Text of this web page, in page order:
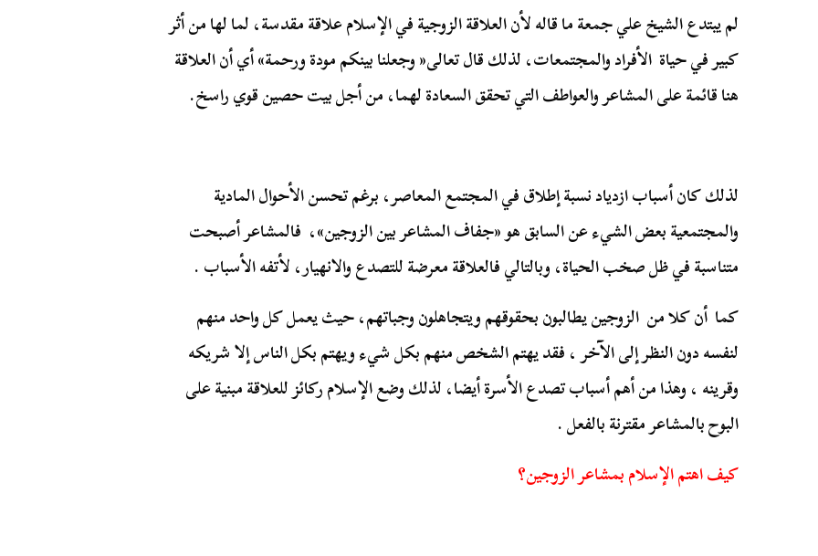
لم يبتدع الشيخ علي جمعة ما قاله لأن العلاقة الزوجية في الإسلام علاقة مقدسة، لما لها من أثر
كبير في حياة الأفراد والمجتمعات، لذلك قال تعالى« وجعلنا بينكم مودة ورحمة» أي أن العلاقة
هنا قائمة على المشاعر والعواطف التي تحقق السعادة لهما، من أجل بيت حصين قوي راسخ.
لذلك كان أسباب ازدياد نسبة إطلاق في المجتمع المعاصر، برغم تحسن الأحوال المادية
والمجتمعية بعض الشيء عن السابق هو «جفاف المشاعر بين الزوجين»، فالمشاعر أصبحت
متناسبة في ظل صخب الحياة، وبالتالي فالعلاقة معرضة للتصدع والانهيار، لأتفه الأسباب .
كما أن كلا من الزوجين يطالبون بحقوقهم ويتجاهلون وجباتهم، حيث يعمل كل واحد منهم
لنفسه دون النظر إلى الآخر ، فقد يهتم الشخص منهم بكل شيء ويهتم بكل الناس إلا شريكه
وقرينه ، وهذا من أهم أسباب تصدع الأسرة أيضا، لذلك وضع الإسلام ركائز للعلاقة مبنية على
البوح بالمشاعر مقترنة بالفعل .
كيف اهتم الإسلام بمشاعر الزوجين؟